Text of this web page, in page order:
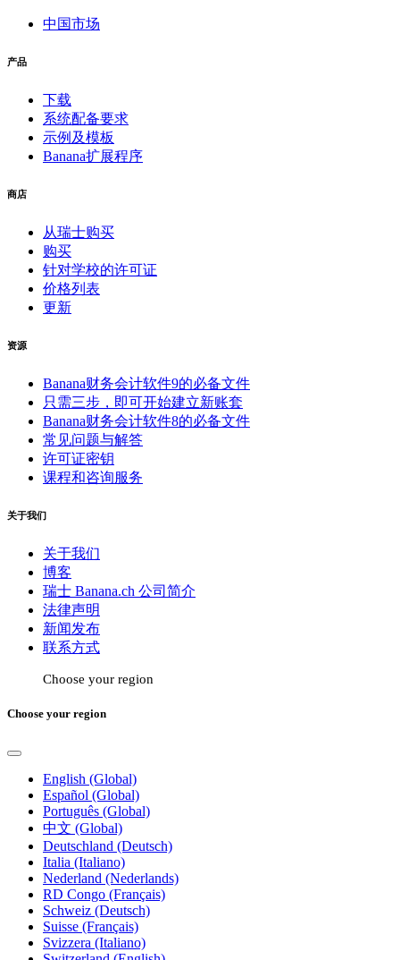
中国市场
产品
下载
系统配备要求
示例及模板
Banana扩展程序
商店
从瑞士购买
购买
针对学校的许可证
价格列表
更新
资源
Banana财务会计软件9的必备文件
只需三步，即可开始建立新账套
Banana财务会计软件8的必备文件
常见问题与解答
许可证密钥
课程和咨询服务
关于我们
关于我们
博客
瑞士 Banana.ch 公司简介
法律声明
新闻发布
联系方式
Choose your region
Choose your region
English (Global)
Español (Global)
Português (Global)
中文 (Global)
Deutschland (Deutsch)
Italia (Italiano)
Nederland (Nederlands)
RD Congo (Français)
Schweiz (Deutsch)
Suisse (Français)
Svizzera (Italiano)